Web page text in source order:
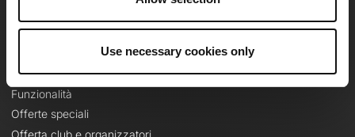
Use necessary cookies only
Le Mag'
Mappe di base topografiche
Funzionalità
Offerte speciali
Offerta club e organizzatori